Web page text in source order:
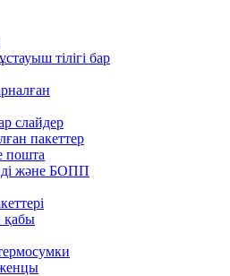
тілігі бар
слайдер
пакеттер
пошта
және БОПП
қабы